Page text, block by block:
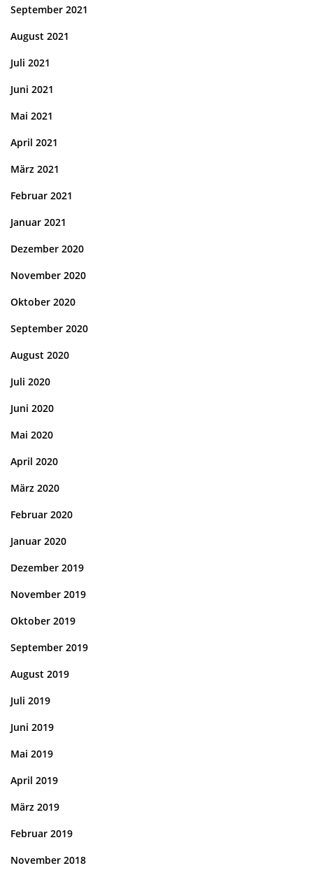
September 2021
August 2021
Juli 2021
Juni 2021
Mai 2021
April 2021
März 2021
Februar 2021
Januar 2021
Dezember 2020
November 2020
Oktober 2020
September 2020
August 2020
Juli 2020
Juni 2020
Mai 2020
April 2020
März 2020
Februar 2020
Januar 2020
Dezember 2019
November 2019
Oktober 2019
September 2019
August 2019
Juli 2019
Juni 2019
Mai 2019
April 2019
März 2019
Februar 2019
November 2018